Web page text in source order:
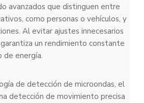
avanzados que distinguen entre
como personas o vehículos, y
Al evitar ajustes innecesarios
un rendimiento constante
de energía.
de detección de microondas, el
detección de movimiento precisa